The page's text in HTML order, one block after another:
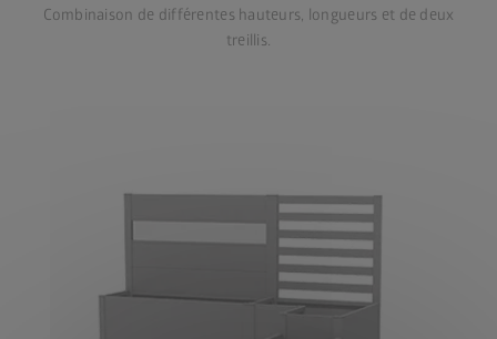
Combinaison de différentes hauteurs, longueurs et de deux
treillis.